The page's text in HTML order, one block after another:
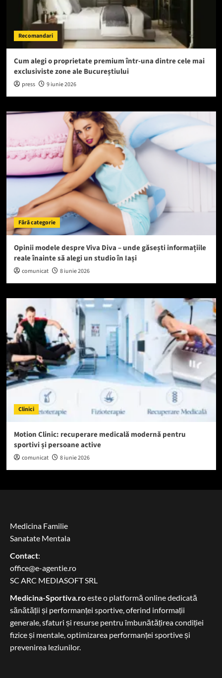
Recomandari
Cum alegi o proprietate premium într-una dintre cele mai
exclusiviste zone ale Bucureștiului
press 9 iunie 2026
Fără categorie
Opinii modele despre Viva Diva – unde găsești informațiile
reale înainte să alegi un studio în Iași
comunicat 8 iunie 2026
Clinici
Motion Clinic: recuperare medicală modernă pentru
sportivi și persoane active
comunicat 8 iunie 2026
Medicina Familie
Sanatate Mentala
Contact:
office@e-agentie.ro
SC ARC MEDIASOFT SRL
Medicina-Sportiva.roeste o platformă online dedicată
sănătății și performanței sportive, oferind informații
generale, sfaturi și resurse pentru îmbunătățirea condiției
fizice și mentale, optimizarea performanței sportive și
prevenirea leziunilor.